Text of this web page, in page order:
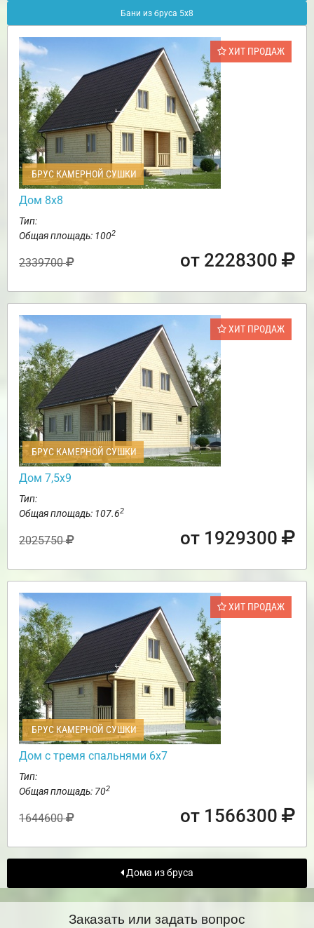
Бани из бруса 5х8
ХИТ ПРОДАЖ
БРУС КАМЕРНОЙ СУШКИ
Дом 8х8
Тип:
Общая площадь: 1002
2339700 от 2228300
ХИТ ПРОДАЖ
БРУС КАМЕРНОЙ СУШКИ
Дом 7,5х9
Тип:
Общая площадь: 107.62
2025750 от 1929300
ХИТ ПРОДАЖ
БРУС КАМЕРНОЙ СУШКИ
Дом с тремя спальнями 6х7
Тип:
Общая площадь: 702
1644600 от 1566300
Дома из бруса
Заказать или задать вопрос